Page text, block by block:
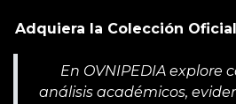
Adquiera la Colección
En OVNIPEDIA explore
análisis académicos,